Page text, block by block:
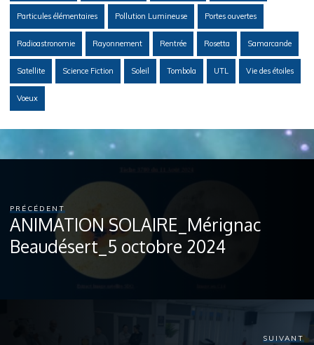
Particules élémentaires Pollution Lumineuse Portes ouvertes
Radioastronomie Rayonnement Rentrée Rosetta Samarcande
Satellite Science Fiction Soleil Tombola UTL Vie des étoiles
Voeux
PRÉCÉDENT
ANIMATION SOLAIRE_Mérignac
Beaudésert_5 octobre 2024
SUIVANT